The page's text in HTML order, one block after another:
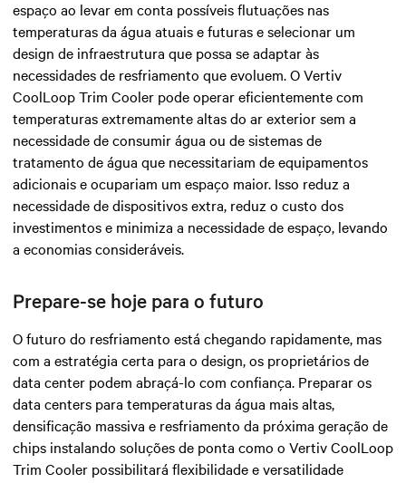
espaço ao levar em conta possíveis flutuações nas
temperaturas da água atuais e futuras e selecionar um
design de infraestrutura que possa se adaptar às
necessidades de resfriamento que evoluem. O Vertiv
CoolLoop Trim Cooler pode operar eficientemente com
temperaturas extremamente altas do ar exterior sem a
necessidade de consumir água ou de sistemas de
tratamento de água que necessitariam de equipamentos
adicionais e ocupariam um espaço maior. Isso reduz a
necessidade de dispositivos extra, reduz o custo dos
investimentos e minimiza a necessidade de espaço, levando
a economias consideráveis.
Prepare-se hoje para o futuro
O futuro do resfriamento está chegando rapidamente, mas
com a estratégia certa para o design, os proprietários de
data center podem abraçá-lo com confiança. Preparar os
data centers para temperaturas da água mais altas,
densificação massiva e resfriamento da próxima geração de
chips instalando soluções de ponta como o Vertiv CoolLoop
Trim Cooler possibilitará flexibilidade e versatilidade